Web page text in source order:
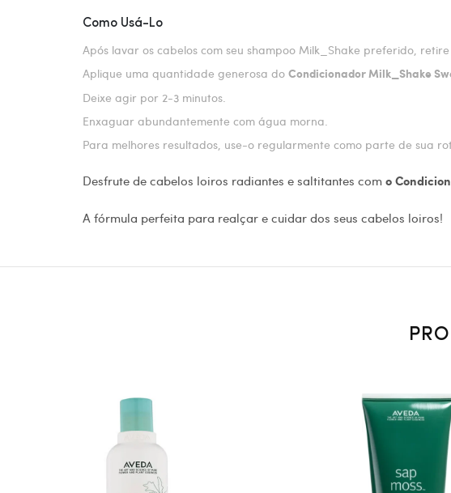
Como Usá-Lo
Após lavar os cabelos com seu shampoo Milk_Shake preferido,
Aplique uma quantidade generosa do Condicionador Milk_Shake
Deixe agir por 2-3 minutos.
Enxaguar abundantemente com água morna.
Para melhores resultados, use-o regularmente como parte de sua
Desfrute de cabelos loiros radiantes e saltitantes com o
A fórmula perfeita para realçar e cuidar dos seus cabelos loiros!